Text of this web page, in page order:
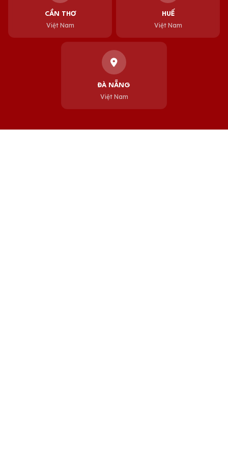
CẦN THƠ
Việt Nam
HUẾ
Việt Nam
ĐÀ NẴNG
Việt Nam